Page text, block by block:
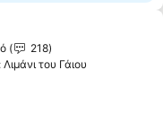
στα αγαπημένα
218
του Γάιου